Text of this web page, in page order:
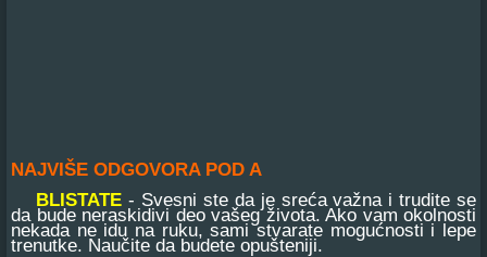
NAJVIŠE ODGOVORA POD A
BLISTATE - Svesni ste da je sreća važna i trudite se
da bude neraskidivi deo vašeg života. Ako vam okolnosti
nekada ne idu na ruku, sami stvarate mogućnosti i lepe
trenutke. Naučite da budete opušteniji.